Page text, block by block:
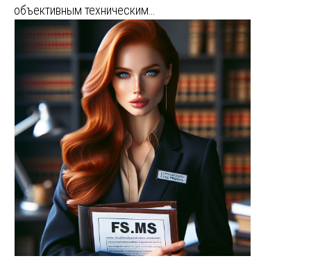
объективным техническим…